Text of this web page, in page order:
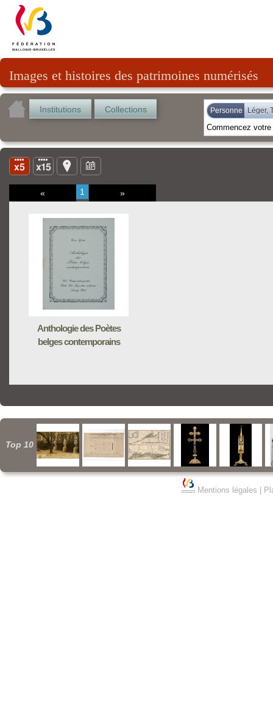
Images et histoires des patrimoines numérisés
Institutions Collections Personne Léger,
« 1 »
Anthologie des Poètes
belges contemporains
Top 10
Mentions légales